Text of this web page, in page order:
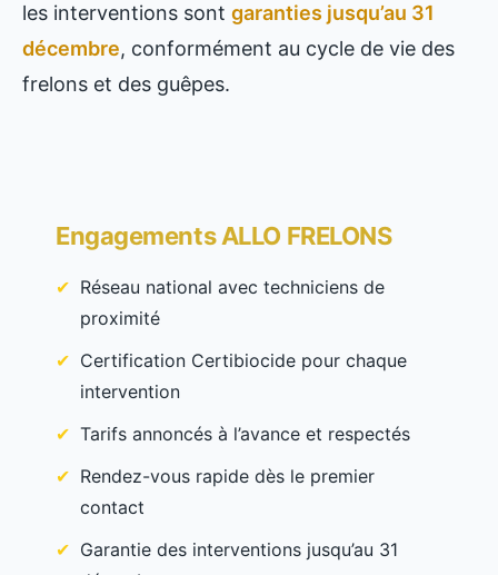
les interventions sont garanties jusqu’au 31
décembre, conformément au cycle de vie des
frelons et des guêpes.
Engagements ALLO FRELONS
Réseau national avec techniciens de
proximité
Certification Certibiocide pour chaque
intervention
Tarifs annoncés à l’avance et respectés
Rendez-vous rapide dès le premier
contact
Garantie des interventions jusqu’au 31